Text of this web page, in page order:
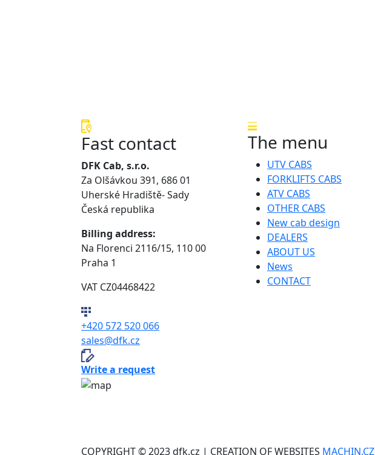
Fast contact
DFK Cab, s.r.o.
Za Olšávkou 391, 686 01
Uherské Hradiště- Sady
Česká republika
Billing address:
Na Florenci 2116/15, 110 00
Praha 1
VAT CZ04468422
+420 572 520 066
sales@dfk.cz
Write a request
The menu
UTV CABS
FORKLIFTS CABS
ATV CABS
OTHER CABS
New cab design
DEALERS
ABOUT US
News
CONTACT
COPYRIGHT © 2023 dfk.cz | CREATION OF WEBSITES MACHIN.CZ